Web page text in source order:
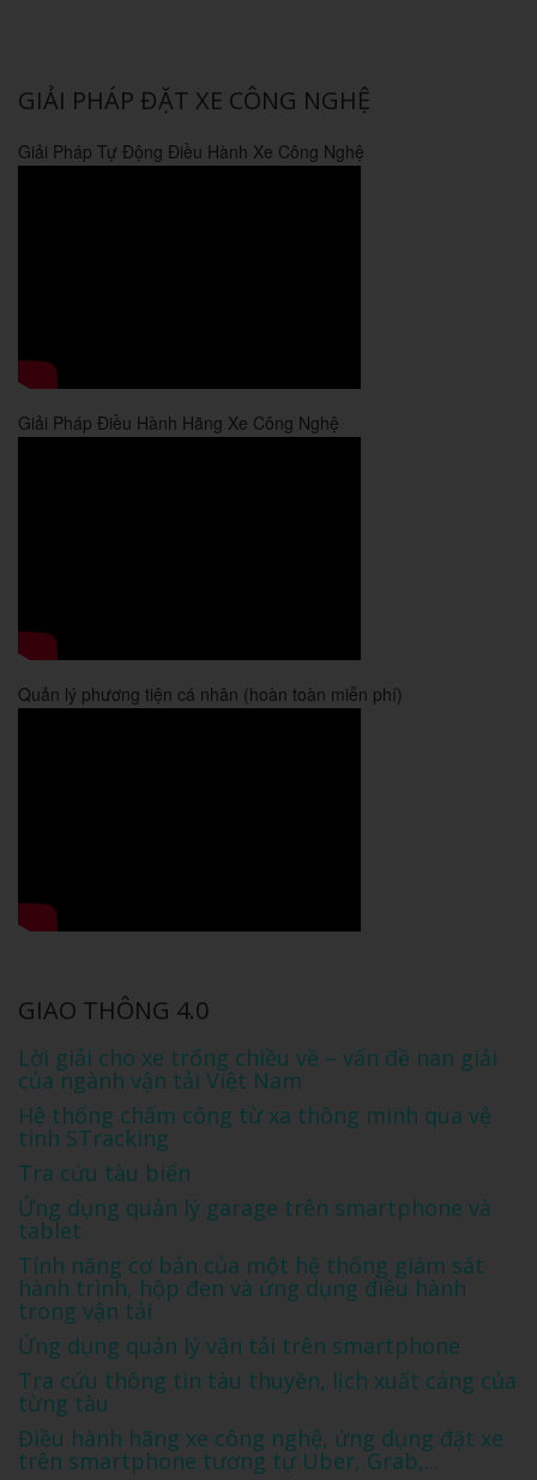
GIẢI PHÁP ĐẶT XE CÔNG NGHỆ
Giải Pháp Tự Động Điều Hành Xe Công Nghệ
Giải Pháp Điều Hành Hãng Xe Công Nghệ
Quản lý phương tiện cá nhân (hoàn toàn miễn phí)
GIAO THÔNG 4.0
Lời giải cho xe trống chiều về – vấn đề nan giải
của ngành vận tải Việt Nam
Hệ thống chấm công từ xa thông minh qua vệ
tinh STracking
Tra cứu tàu biển
Ứng dụng quản lý garage trên smartphone và
tablet
Tính năng cơ bản của một hệ thống giám sát
hành trình, hộp đen và ứng dụng điều hành
trong vận tải
Ứng dụng quản lý vận tải trên smartphone
Tra cứu thông tin tàu thuyền, lịch xuất cảng của
từng tàu
Điều hành hãng xe công nghệ, ứng dụng đặt xe
trên smartphone tương tự Uber, Grab,...